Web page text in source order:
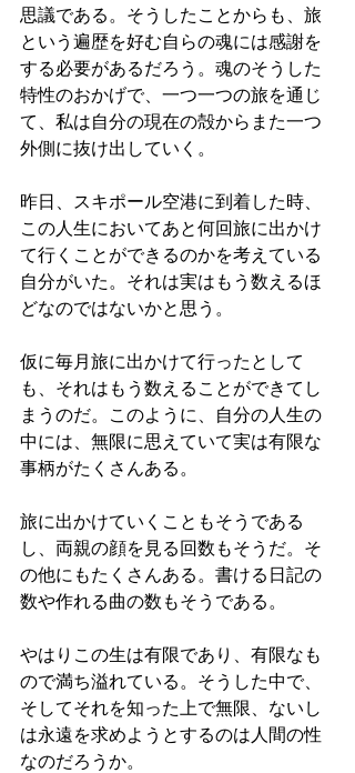
思議である。そうしたことからも、旅
という遍歴を好む自らの魂には感謝を
する必要があるだろう。魂のそうした
特性のおかげで、一つ一つの旅を通じ
て、私は自分の現在の殻からまた一つ
外側に抜け出していく。
昨日、スキポール空港に到着した時、
この人生においてあと何回旅に出かけ
て行くことができるのかを考えている
自分がいた。それは実はもう数えるほ
どなのではないかと思う。
仮に毎月旅に出かけて行ったとして
も、それはもう数えることができてし
まうのだ。このように、自分の人生の
中には、無限に思えていて実は有限な
事柄がたくさんある。
旅に出かけていくこともそうである
し、両親の顔を見る回数もそうだ。そ
の他にもたくさんある。書ける日記の
数や作れる曲の数もそうである。
やはりこの生は有限であり、有限なも
ので満ち溢れている。そうした中で、
そしてそれを知った上で無限、ないし
は永遠を求めようとするのは人間の性
なのだろうか。